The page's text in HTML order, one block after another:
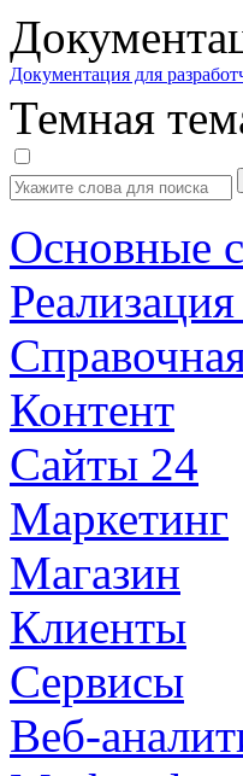
Документация для
Темная
Основные
Контент
Сайты 24
Маркетинг
Магазин
Клиенты
Сервисы
Веб-